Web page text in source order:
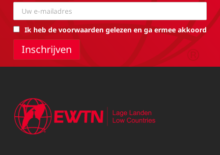
Ik heb de voorwaarden gelezen en ga ermee akkoord